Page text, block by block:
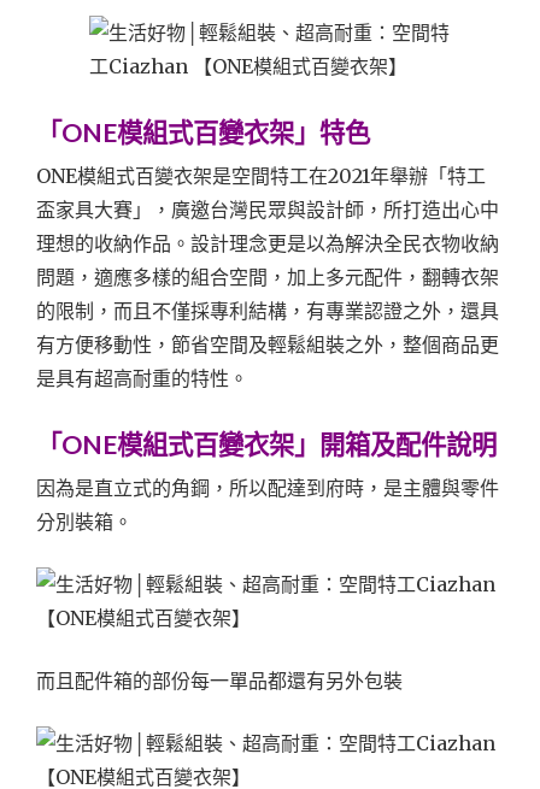
「ONE模組式百變衣架」特色
ONE模組式百變衣架是空間特工在2021年舉辦「特工
盃家具大賽」，廣邀台灣民眾與設計師，所打造出心中
理想的收納作品。設計理念更是以為解決全民衣物收納
問題，適應多樣的組合空間，加上多元配件，翻轉衣架
的限制，而且不僅採專利結構，有專業認證之外，還具
有方便移動性，節省空間及輕鬆組裝之外，整個商品更
是具有超高耐重的特性。
「ONE模組式百變衣架」開箱及配件說明
因為是直立式的角鋼，所以配達到府時，是主體與零件
分別裝箱。
而且配件箱的部份每一單品都還有另外包裝